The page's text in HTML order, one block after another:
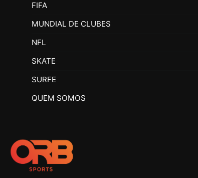
FIFA
MUNDIAL DE CLUBES
NFL
SKATE
SURFE
QUEM SOMOS